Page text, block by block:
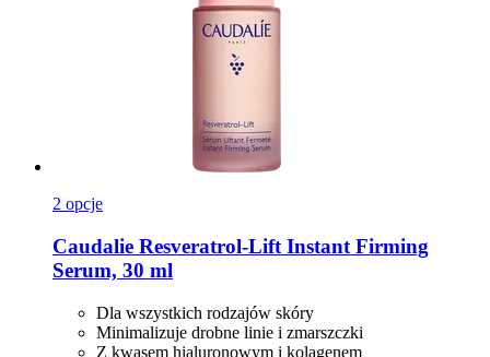
2 opcje
Caudalie Resveratrol-​Lift Instant Firming
Serum, 30 ml
Dla wszystkich rodzajów skóry
Minimalizuje drobne linie i zmarszczki
Z kwasem hialuronowym i kolagenem